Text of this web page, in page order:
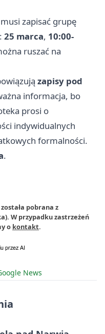
zapisać grupę
25 marca, 10:00-
ruszać na
zapisy pod
informacja, bo
prosi o
indywidualnych
formalności.
.
pobrana z
W przypadku zastrzeżeń
o kontakt.
News